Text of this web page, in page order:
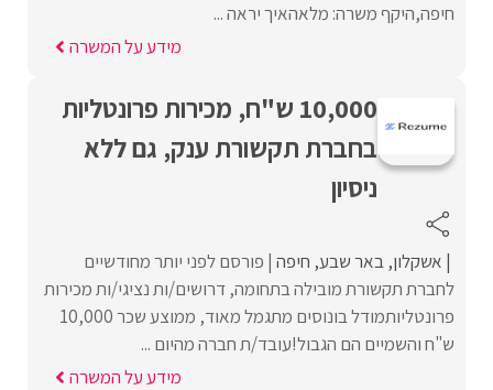
חיפה,היקף משרה: מלאהאיך יראה ...
מידע על המשרה
10,000 ש"ח, מכירות פרונטליות
בחברת תקשורת ענק, גם ללא
ניסיון
אשקלון באר שבע חיפה פורסם לפני יותר מחודשיים
לחברת תקשורת מובילה בתחומה, דרושים/ות נציגי/ות מכירות
פרונטליותמודל בונוסים מתגמל מאוד, ממוצע שכר 10,000
ש"ח והשמיים הם הגבול!עובד/ת חברה מהיום ...
מידע על המשרה